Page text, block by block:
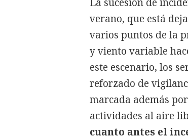
verano, que está
varios puntos de la
y viento variable
este escenario, los
reforzado de
marcada además
actividades al aire
cuanto antes el